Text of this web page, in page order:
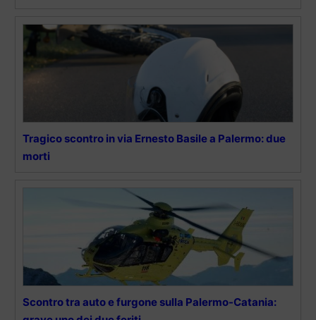
Tragico scontro in via Ernesto Basile a Palermo: due
morti
Scontro tra auto e furgone sulla Palermo-Catania: